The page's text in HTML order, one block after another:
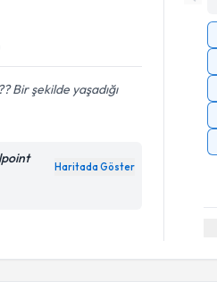
Bir şekilde yaşadığı
Haritada Göster